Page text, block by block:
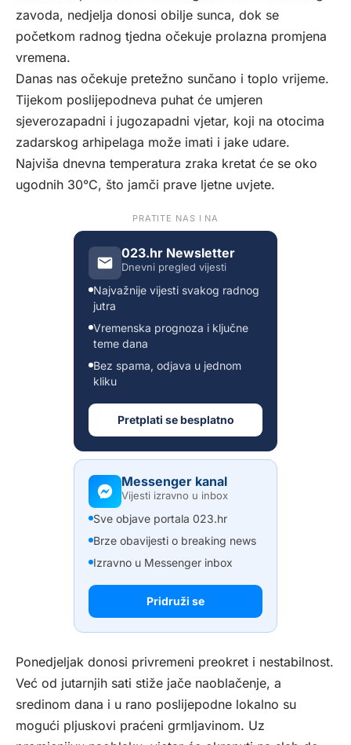
zavoda, nedjelja donosi obilje sunca, dok se
početkom radnog tjedna očekuje prolazna promjena
vremena.
Danas nas očekuje pretežno sunčano i toplo vrijeme.
Tijekom poslijepodneva puhat će umjeren
sjeverozapadni i jugozapadni vjetar, koji na otocima
zadarskog arhipelaga može imati i jake udare.
Najviša dnevna temperatura zraka kretat će se oko
ugodnih 30°C, što jamči prave ljetne uvjete.
PRATITE NAS I NA
023.hr Newsletter
Dnevni pregled vijesti
Najvažnije vijesti svakog radnog
jutra
Vremenska prognoza i ključne
teme dana
Bez spama, odjava u jednom
kliku
Pretplati se besplatno
Messenger kanal
Vijesti izravno u inbox
Sve objave portala 023.hr
Brze obavijesti o breaking news
Izravno u Messenger inbox
Pridruži se
Ponedjeljak donosi privremeni preokret i nestabilnost.
Već od jutarnjih sati stiže jače naoblačenje, a
sredinom dana i u rano poslijepodne lokalno su
mogući pljuskovi praćeni grmljavinom. Uz